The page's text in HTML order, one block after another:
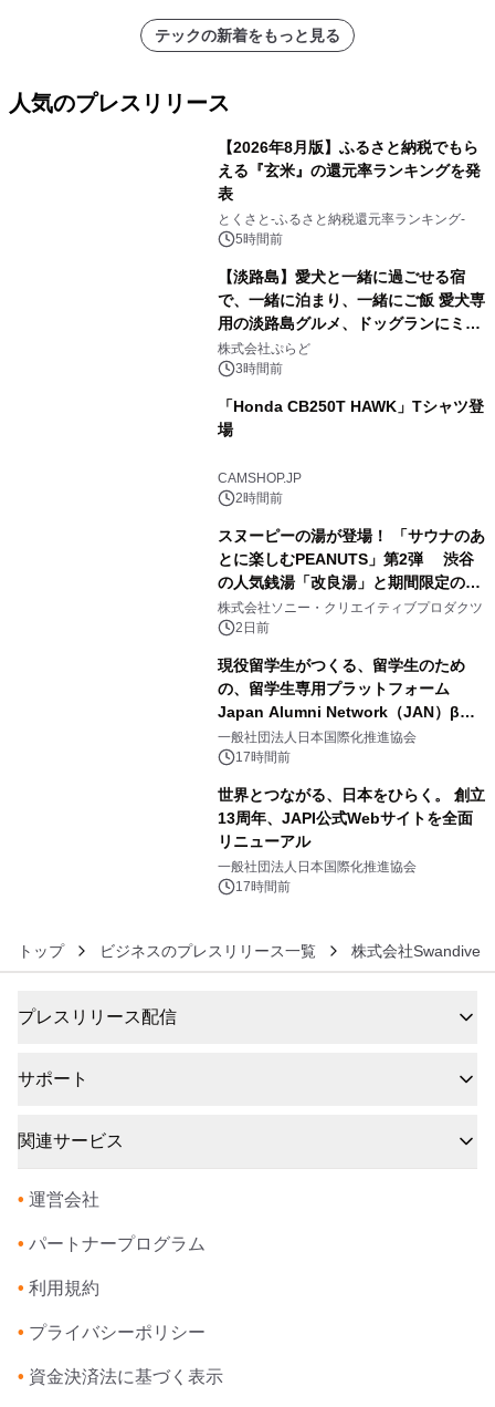
テックの新着をもっと見る
人気のプレスリリース
【2026年8月版】ふるさと納税でもら
える『玄米』の還元率ランキングを発
表
とくさと-ふるさと納税還元率ランキング-
5時間前
【淡路島】愛犬と一緒に過ごせる宿
で、一緒に泊まり、一緒にご飯 愛犬専
用の淡路島グルメ、ドッグランにミニ
プール グランピングとトレーラーハウ
スの2施設で
株式会社ぷらど
3時間前
「Honda CB250T HAWK」Tシャツ登
場
CAMSHOP.JP
2時間前
スヌーピーの湯が登場！ 「サウナのあ
とに楽しむPEANUTS」第2弾 渋谷
の人気銭湯「改良湯」と期間限定のコ
ラボレーション サウナイキタイコラ
ボグッズも発売決定！
株式会社ソニー・クリエイティブプロダクツ
2日前
現役留学生がつくる、留学生のため
の、留学生専用プラットフォーム
Japan Alumni Network（JAN）β版
をリリース
一般社団法人日本国際化推進協会
17時間前
世界とつながる、日本をひらく。 創立
13周年、JAPI公式Webサイトを全面
リニューアル
一般社団法人日本国際化推進協会
17時間前
トップ ビジネスのプレスリリース一覧 株式会社Swandive
プレスリリース配信
サポート
関連サービス
• 運営会社
• パートナープログラム
• 利用規約
• プライバシーポリシー
• 資金決済法に基づく表示